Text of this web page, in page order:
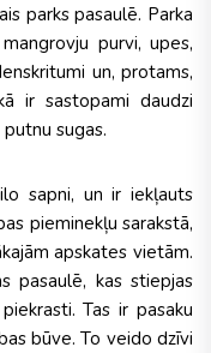
parks pasaulē. Parka
purvi, upes,
un, protams,
ir sastopami daudzi
sugas.
sapni, un ir iekļauts
pieminekļu sarakstā,
apskates vietām.
pasaulē, kas stiepjas
Tas ir pasaku
būve. To veido dzīvi